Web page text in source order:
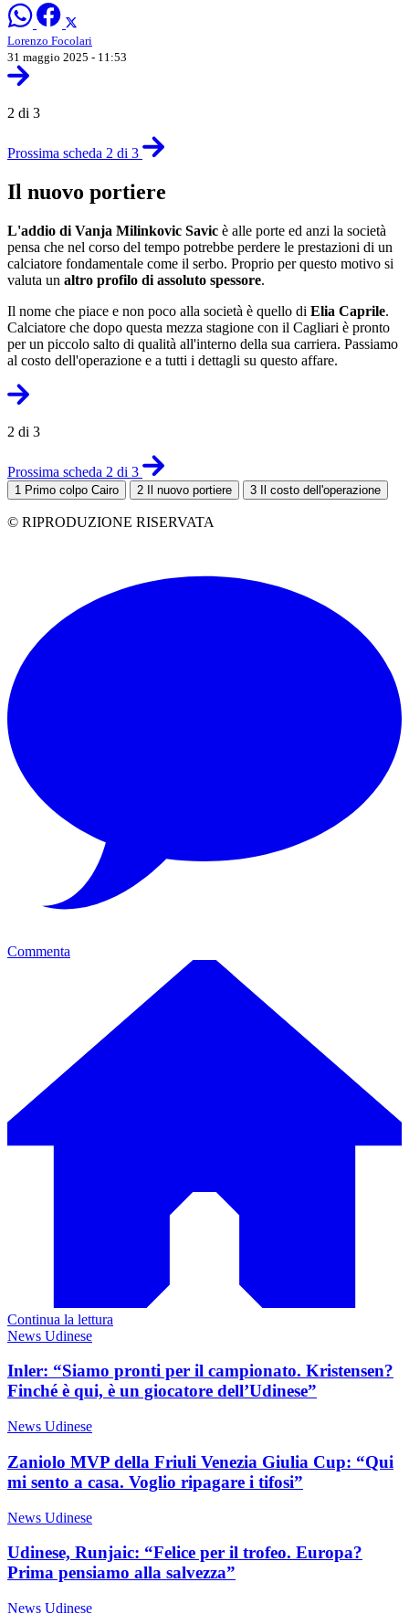
Lorenzo Focolari
31 maggio 2025 - 11:53
2 di 3
Prossima scheda 2 di 3
Il nuovo portiere
L'addio di Vanja Milinkovic Savic è alle porte ed anzi la società
pensa che nel corso del tempo potrebbe perdere le prestazioni di un
calciatore fondamentale come il serbo. Proprio per questo motivo si
valuta un altro profilo di assoluto spessore.
Il nome che piace e non poco alla società è quello di Elia Caprile.
Calciatore che dopo questa mezza stagione con il Cagliari è pronto
per un piccolo salto di qualità all'interno della sua carriera. Passiamo
al costo dell'operazione e a tutti i dettagli su questo affare.
2 di 3
Prossima scheda 2 di 3
1 Primo colpo Cairo 2 Il nuovo portiere 3 Il costo dell'operazione
© RIPRODUZIONE RISERVATA
Commenta
Continua la lettura
News Udinese
Inler: “Siamo pronti per il campionato. Kristensen?
Finché è qui, è un giocatore dell’Udinese”
News Udinese
Zaniolo MVP della Friuli Venezia Giulia Cup: “Qui
mi sento a casa. Voglio ripagare i tifosi”
News Udinese
Udinese, Runjaic: “Felice per il trofeo. Europa?
Prima pensiamo alla salvezza”
News Udinese